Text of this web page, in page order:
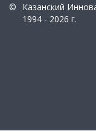
©
Казанский
1994 - 2026 г.